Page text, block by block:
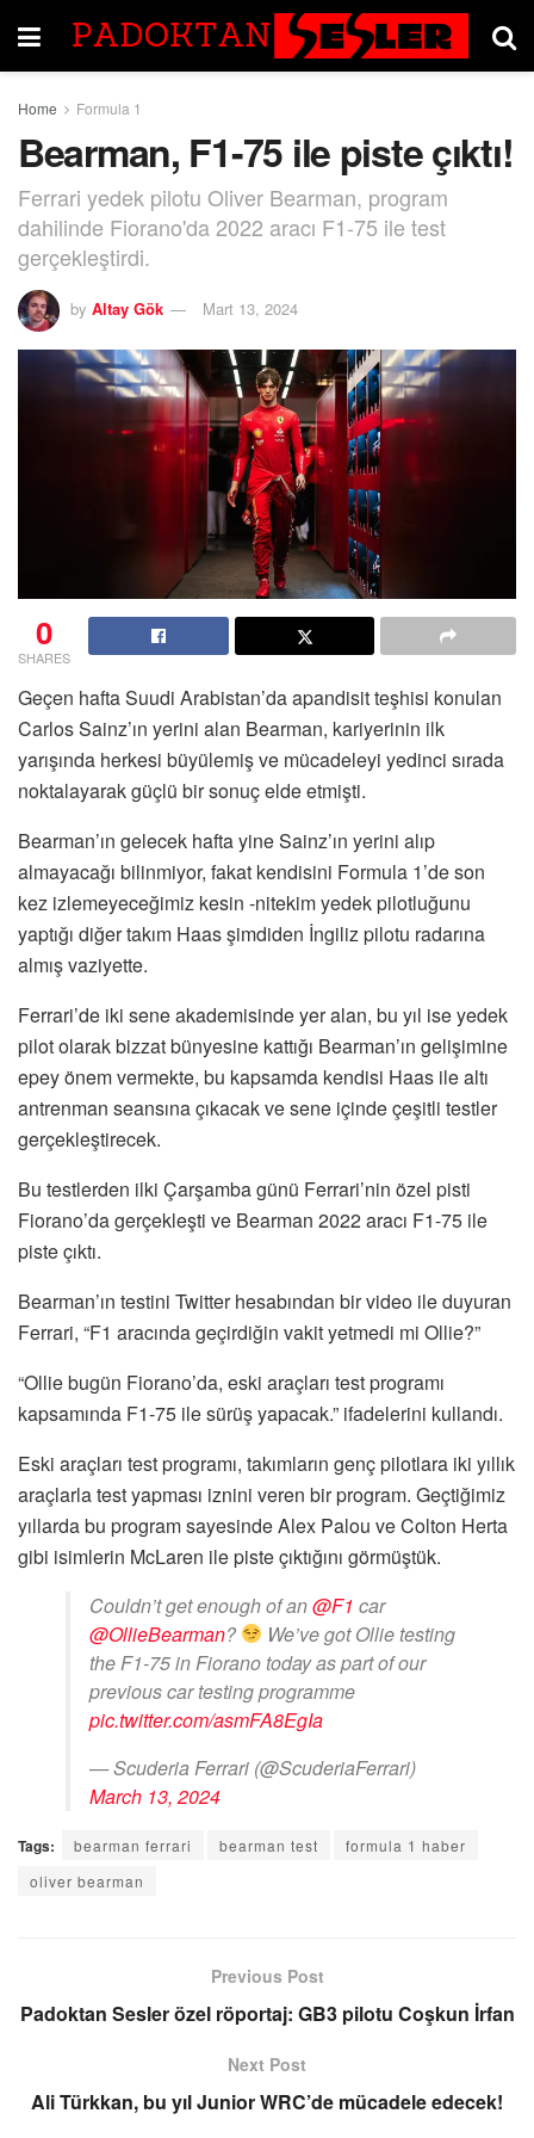
Home Formula 1
Bearman, F1-75 ile piste çıktı!
Ferrari yedek pilotu Oliver Bearman, program
dahilinde Fiorano'da 2022 aracı F1-75 ile test
gerçekleştirdi.
by Altay Gök Mart 13, 2024
0
SHARES
Geçen hafta Suudi Arabistan’da apandisit teşhisi konulan
Carlos Sainz’ın yerini alan Bearman, kariyerinin ilk
yarışında herkesi büyülemiş ve mücadeleyi yedinci sırada
noktalayarak güçlü bir sonuç elde etmişti.
Bearman’ın gelecek hafta yine Sainz’ın yerini alıp
almayacağı bilinmiyor, fakat kendisini Formula 1’de son
kez izlemeyeceğimiz kesin -nitekim yedek pilotluğunu
yaptığı diğer takım Haas şimdiden İngiliz pilotu radarına
almış vaziyette.
Ferrari’de iki sene akademisinde yer alan, bu yıl ise yedek
pilot olarak bizzat bünyesine kattığı Bearman’ın gelişimine
epey önem vermekte, bu kapsamda kendisi Haas ile altı
antrenman seansına çıkacak ve sene içinde çeşitli testler
gerçekleştirecek.
Bu testlerden ilki Çarşamba günü Ferrari’nin özel pisti
Fiorano’da gerçekleşti ve Bearman 2022 aracı F1-75 ile
piste çıktı.
Bearman’ın testini Twitter hesabından bir video ile duyuran
Ferrari, “F1 aracında geçirdiğin vakit yetmedi mi Ollie?”
“Ollie bugün Fiorano’da, eski araçları test programı
kapsamında F1-75 ile sürüş yapacak.” ifadelerini kullandı.
Eski araçları test programı, takımların genç pilotlara iki yıllık
araçlarla test yapması iznini veren bir program. Geçtiğimiz
yıllarda bu program sayesinde Alex Palou ve Colton Herta
gibi isimlerin McLaren ile piste çıktığını görmüştük.
Couldn’t get enough of an@F1 car
@OllieBearman?
We’ve got Ollie testing
the F1-75 in Fiorano today as part of our
previous car testing programme
pic.twitter.com/asmFA8EgIa
— Scuderia Ferrari (@ScuderiaFerrari)
March 13, 2024
Tags: bearman ferrari bearman test
formula 1 haber
oliver bearman
Previous Post
Padoktan Sesler özel röportaj: GB3 pilotu Coşkun İrfan
Next Post
Ali Türkkan, bu yıl Junior WRC’de mücadele edecek!